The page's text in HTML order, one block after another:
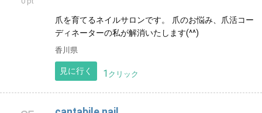
爪を育てるネイルサロンです。 爪のお悩み、爪活コー
ディネーターの私が解消いたします(^^)
香川県
見に行く 1 クリック